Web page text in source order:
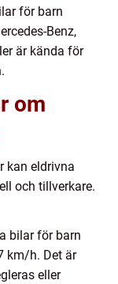
för barn
Benz,
är kända för
om
kan eldrivna
och tillverkare.
bilar för barn
km/h. Det är
eller